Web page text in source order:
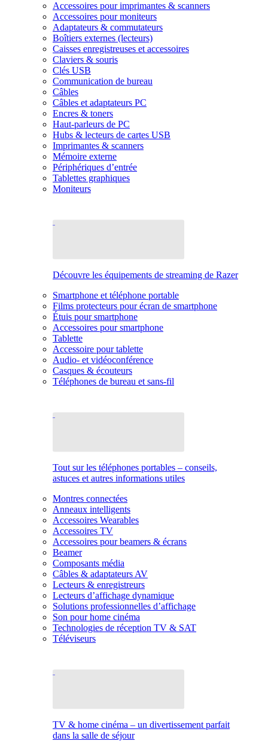
Accessoires pour imprimantes & scanners
Accessoires pour moniteurs
Adaptateurs & commutateurs
Boîtiers externes (lecteurs)
Caisses enregistreuses et accessoires
Claviers & souris
Clés USB
Communication de bureau
Câbles
Câbles et adaptateurs PC
Encres & toners
Haut-parleurs de PC
Hubs & lecteurs de cartes USB
Imprimantes & scanners
Mémoire externe
Périphériques d’entrée
Tablettes graphiques
Moniteurs
Découvre les équipements de streaming de Razer
Smartphone et téléphone portable
Films protecteurs pour écran de smartphone
Étuis pour smartphone
Accessoires pour smartphone
Tablette
Accessoire pour tablette
Audio- et vidéoconférence
Casques & écouteurs
Téléphones de bureau et sans-fil
Tout sur les téléphones portables – conseils,
astuces et autres informations utiles
Montres connectées
Anneaux intelligents
Accessoires Wearables
Accessoires TV
Accessoires pour beamers & écrans
Beamer
Composants média
Câbles & adaptateurs AV
Lecteurs & enregistreurs
Lecteurs d’affichage dynamique
Solutions professionnelles d’affichage
Son pour home cinéma
Technologies de réception TV & SAT
Téléviseurs
TV & home cinéma – un divertissement parfait
dans la salle de séjour